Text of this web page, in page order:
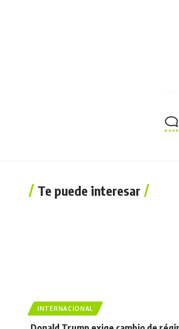
Te puede interesar
INTERNACIONAL